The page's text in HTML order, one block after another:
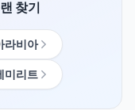
찾기
라비아
미리트